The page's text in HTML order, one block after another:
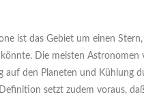
ist das Gebiet um einen
Die meisten Astronomen
auf den Planeten und Kühlung
setzt zudem voraus,